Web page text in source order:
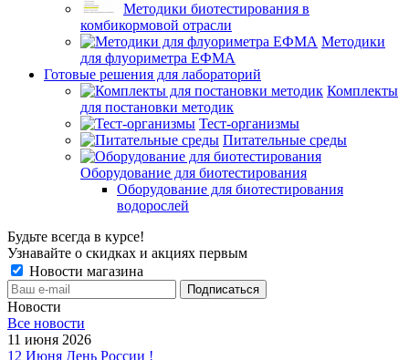
Методики биотестирования в
комбикормовой отрасли
Методики
для флуориметра ЕФМА
Готовые решения для лабораторий
Комплекты
для постановки методик
Тест-организмы
Питательные среды
Оборудование для биотестирования
Оборудование для биотестирования
водорослей
Будьте всегда в курсе!
Узнавайте о скидках и акциях первым
Новости магазина
Новости
Все новости
11 июня 2026
12 Июня День России !